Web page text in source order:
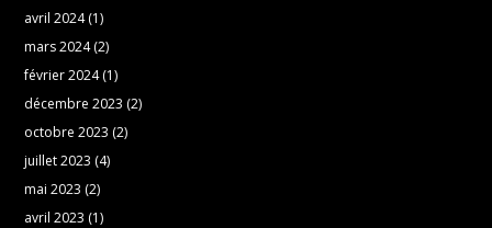
avril 2024(1)
mars 2024(2)
février 2024(1)
décembre 2023 (2)
octobre 2023 (2)
juillet 2023 (4)
mai 2023 (2)
avril 2023 (1)